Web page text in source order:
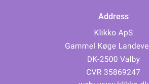
Address